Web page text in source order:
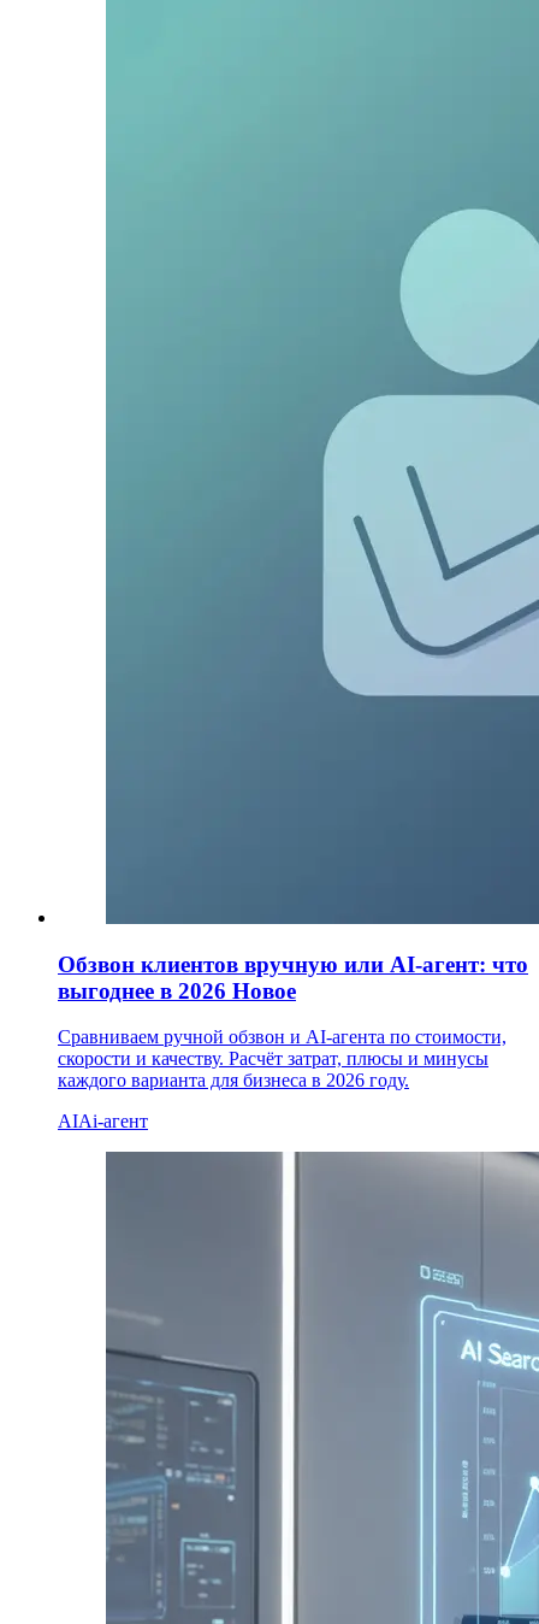
Обзвон клиентов вручную или AI-агент: что
выгоднее в 2026 Новое
Сравниваем ручной обзвон и AI-агента по стоимости,
скорости и качеству. Расчёт затрат, плюсы и минусы
каждого варианта для бизнеса в 2026 году.
AIAi-агент